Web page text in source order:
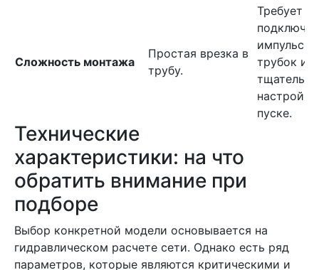
Сложность монтажа
Простая врезка в
трубу.
Требует
трубок и
пуске.
Технические
характеристики: на что
обратить внимание при
подборе
Выбор конкретной модели основывается на
гидравлическом расчете сети. Однако есть ряд
параметров, которые являются критическими и